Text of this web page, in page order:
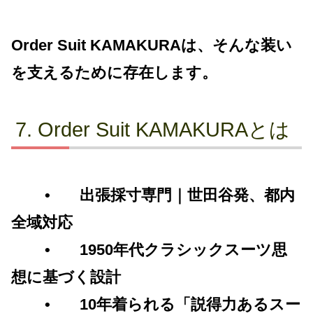
Order Suit KAMAKURAは、そんな装い
を支えるために存在します。
Order Suit KAMAKURAとは
• 出張採寸専門｜世田谷発、都内
全域対応
• 1950年代クラシックスーツ思
想に基づく設計
• 10年着られる「説得力あるスー